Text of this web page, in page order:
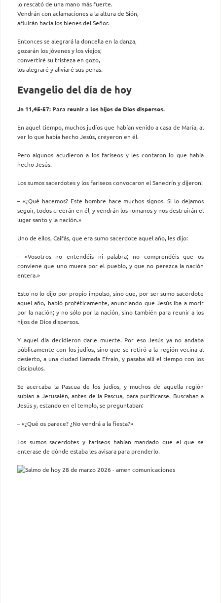
lo rescató de una mano más fuerte.
Vendrán con aclamaciones a la altura de Sión,
afluirán hacia los bienes del Señor.
Entonces se alegrará la doncella en la danza,
gozarán los jóvenes y los viejos;
convertiré su tristeza en gozo,
los alegraré y aliviaré sus penas.
Evangelio del día de hoy
Jn 11,45-57: Para reunir a los hijos de Dios dispersos.
En aquel tiempo, muchos judíos que habían venido a casa de María, al
ver lo que había hecho Jesús, creyeron en él.
Pero algunos acudieron a los fariseos y les contaron lo que había
hecho Jesús.
Los sumos sacerdotes y los fariseos convocaron el Sanedrín y dijeron:
– «¿Qué hacemos? Este hombre hace muchos signos. Si lo dejamos
seguir, todos creerán en él, y vendrán los romanos y nos destruirán el
lugar santo y la nación.»
Uno de ellos, Caifás, que era sumo sacerdote aquel año, les dijo:
– «Vosotros no entendéis ni palabra; no comprendéis que os
conviene que uno muera por el pueblo, y que no perezca la nación
entera.»
Esto no lo dijo por propio impulso, sino que, por ser sumo sacerdote
aquel año, habló proféticamente, anunciando que Jesús iba a morir
por la nación; y no sólo por la nación, sino también para reunir a los
hijos de Dios dispersos.
Y aquel día decidieron darle muerte. Por eso Jesús ya no andaba
públicamente con los judíos, sino que se retiró a la región vecina al
desierto, a una ciudad llamada Efraín, y pasaba allí el tiempo con los
discípulos.
Se acercaba la Pascua de los judíos, y muchos de aquella región
subían a Jerusalén, antes de la Pascua, para purificarse. Buscaban a
Jesús y, estando en el templo, se preguntaban:
– «¿Qué os parece? ¿No vendrá a la fiesta?»
Los sumos sacerdotes y fariseos habían mandado que el que se
enterase de dónde estaba les avisara para prenderlo.